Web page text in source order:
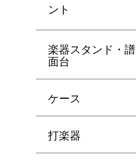
ント
楽器スタンド・譜
面台
ケース
打楽器